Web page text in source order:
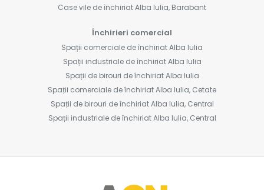
Case vile de închiriat Alba Iulia, Barabant
Închirieri comercial
Spații comerciale de închiriat Alba Iulia
Spații industriale de închiriat Alba Iulia
Spații de birouri de închiriat Alba Iulia
Spații comerciale de închiriat Alba Iulia, Cetate
Spații de birouri de închiriat Alba Iulia, Central
Spații industriale de închiriat Alba Iulia, Central